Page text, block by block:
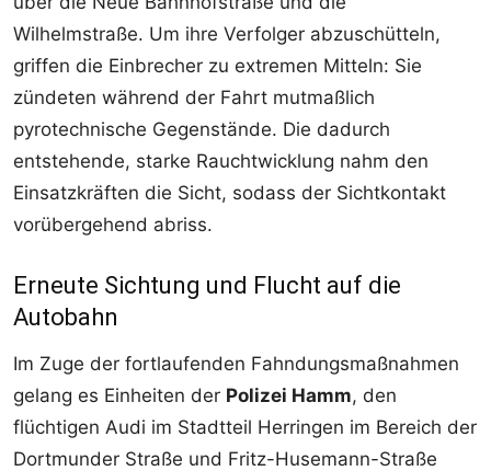
Wilhelmstraße. Um ihre Verfolger abzuschütteln,
griffen die Einbrecher zu extremen Mitteln: Sie
zündeten während der Fahrt mutmaßlich
pyrotechnische Gegenstände. Die dadurch
entstehende, starke Rauchtwicklung nahm den
Einsatzkräften die Sicht, sodass der Sichtkontakt
vorübergehend abriss.
Erneute Sichtung und Flucht auf die
Autobahn
Im Zuge der fortlaufenden Fahndungsmaßnahmen
gelang es Einheiten der Polizei Hamm, den
flüchtigen Audi im Stadtteil Herringen im Bereich der
Dortmunder Straße und Fritz-Husemann-Straße